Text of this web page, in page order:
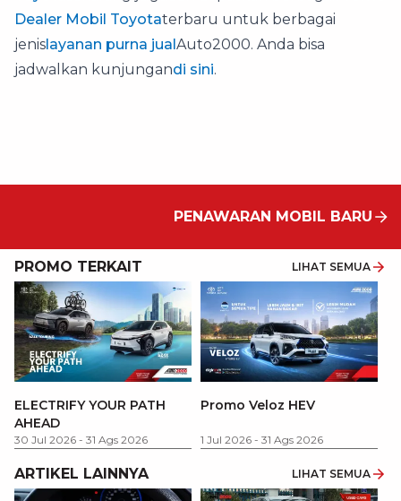
Dealer Mobil Toyotaterbaru untuk berbagai
jenis layanan purna jual Auto2000. Anda bisa
jadwalkan kunjungandi sini.
PENAWARAN MOBIL BARU
PROMO TERKAIT LIHAT SEMUA
ELECTRIFY YOUR PATH
AHEAD
30 Jul 2026 - 31 Ags 2026
Promo Veloz HEV
1 Jul 2026 - 31 Ags 2026
ARTIKEL LAINNYA LIHAT SEMUA